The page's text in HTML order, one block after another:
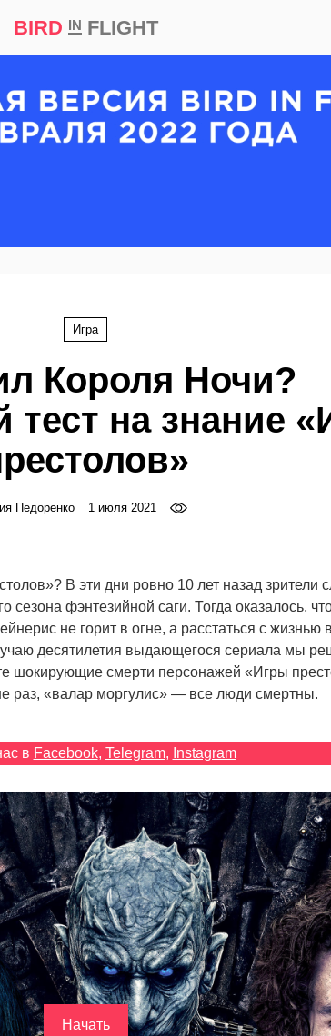
BIRD INFLIGHT
Игра
Короля Ночи?
на знание
Педоренко 1 июля 2021
В эти дни ровно 10 лет назад зрители
фэнтезийной саги. Тогда оказалось,
не горит в огне, а расстаться с жизнью
десятилетия выдающегося сериала мы
шокирующие смерти персонажей «Игры
раз, «валар моргулис» — все люди смертны.
в Facebook, Telegram, Instagram
Начать